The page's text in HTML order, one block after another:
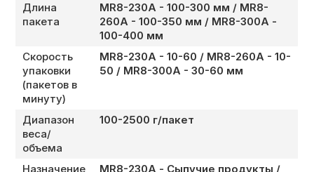
Длина
пакета
МR8-230A - 100-300 мм / MR8-
260A - 100-350 мм / MR8-300A -
100-400 мм
Скорость
упаковки
(пакетов в
минуту)
МR8-230A - 10-60 / MR8-260A - 10-
50 / MR8-300A - 30-60 мм
Диапазон
веса/
объема
100-2500 г/пакет
Назначение
МR8-230A - Сыпучие продукты /